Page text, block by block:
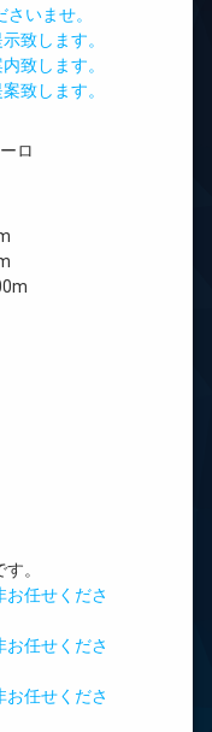
いませ。
致します。
致します。
致します。
ロ
。
お任せくださ
お任せくださ
お任せくださ